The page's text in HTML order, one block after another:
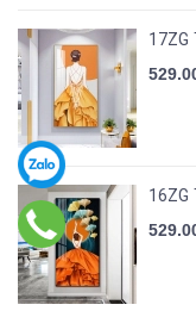
17ZG
16ZG